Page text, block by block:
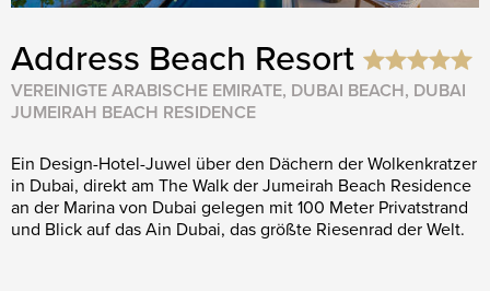
Address Beach Resort
VEREINIGTE ARABISCHE EMIRATE, DUBAI BEACH, DUBAI
JUMEIRAH BEACH RESIDENCE
Ein Design-Hotel-Juwel über den Dächern der Wolkenkratzer
in Dubai, direkt am The Walk der Jumeirah Beach Residence
an der Marina von Dubai gelegen mit 100 Meter Privatstrand
und Blick auf das Ain Dubai, das größte Riesenrad der Welt.